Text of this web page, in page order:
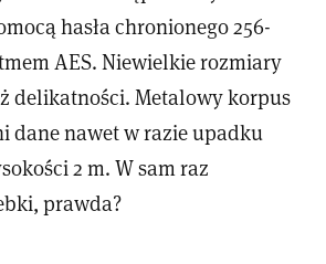
hasła chronionego 256-
AES. Niewielkie rozmiary
delikatności. Metalowy korpus
dane nawet w razie upadku
2 m. W sam raz
prawda?